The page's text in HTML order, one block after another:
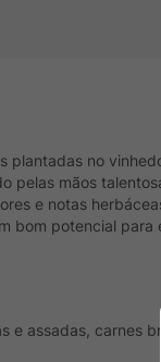
plantadas no
pelas mãos
e notas
bom potencial para
e assadas, carnes